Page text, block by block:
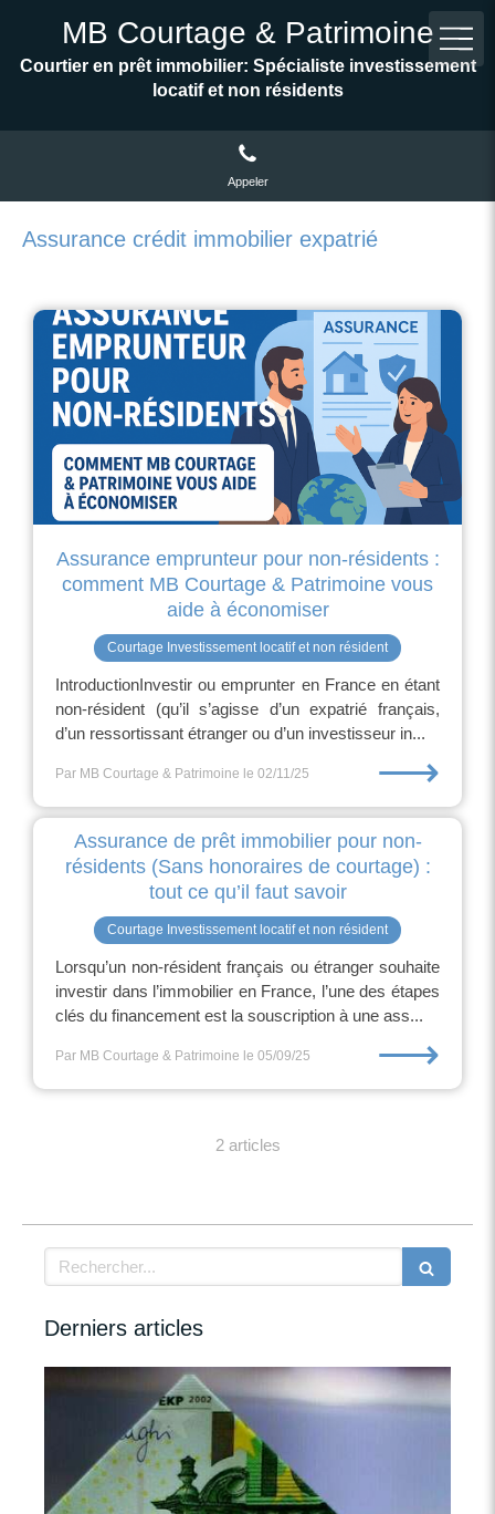
MB Courtage & Patrimoine
Courtier en prêt immobilier: Spécialiste investissement
locatif et non résidents
Appeler
Assurance crédit immobilier expatrié
Assurance emprunteur pour non-résidents :
comment MB Courtage & Patrimoine vous
aide à économiser
Courtage Investissement locatif et non résident
IntroductionInvestir ou emprunter en France en étant
non-résident (qu’il s’agisse d’un expatrié français,
d’un ressortissant étranger ou d’un investisseur in...
Par MB Courtage & Patrimoine le 02/11/25 ⟶
Assurance de prêt immobilier pour non-
résidents (Sans honoraires de courtage) :
tout ce qu’il faut savoir
Courtage Investissement locatif et non résident
Lorsqu’un non-résident français ou étranger souhaite
investir dans l’immobilier en France, l’une des étapes
clés du financement est la souscription à une ass...
Par MB Courtage & Patrimoine le 05/09/25 ⟶
2 articles
Rechercher
Derniers articles